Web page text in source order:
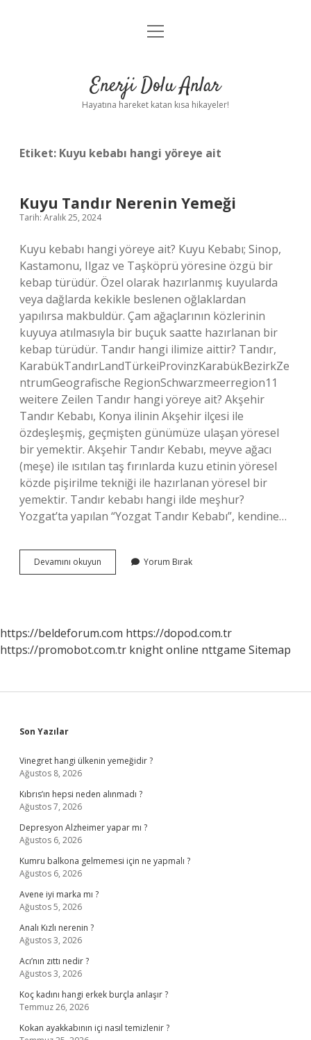
Anasayfa
Yasal Uyarı
menüyü
Enerji Dolu Anlar
Hayatına hareket katan kısa hikayeler!
Etiket: Kuyu kebabı hangi yöreye ait
Kuyu Tandır Nerenin Yemeği
Tarih: Aralık 25, 2024
Kuyu kebabı hangi yöreye ait? Kuyu Kebabı; Sinop,
Kastamonu, Ilgaz ve Taşköprü yöresine özgü bir
kebap türüdür. Özel olarak hazırlanmış kuyularda
veya dağlarda kekikle beslenen oğlaklardan
yapılırsa makbuldür. Çam ağaçlarının közlerinin
kuyuya atılmasıyla bir buçuk saatte hazırlanan bir
kebap türüdür. Tandır hangi ilimize aittir? Tandır,
KarabükTandırLandTürkeiProvinzKarabükBezirkZe
ntrumGeografische RegionSchwarzmeerregion11
weitere Zeilen Tandır hangi yöreye ait? Akşehir
Tandır Kebabı, Konya ilinin Akşehir ilçesi ile
özdeşleşmiş, geçmişten günümüze ulaşan yöresel
bir yemektir. Akşehir Tandır Kebabı, meyve ağacı
(meşe) ile ısıtılan taş fırınlarda kuzu etinin yöresel
közde pişirilme tekniği ile hazırlanan yöresel bir
yemektir. Tandır kebabı hangi ilde meşhur?
Yozgat’ta yapılan “Yozgat Tandır Kebabı”, kendine…
Devamını okuyun
Tandır
Yorum Bırak
https://beldeforum.com https://dopod.com.tr
https://promobot.com.tr knight online nttgame Sitemap
Sidebar
Son Yazılar
Vinegret hangi ülkenin yemeğidir ?
Ağustos 8, 2026
Kıbrıs’ın hepsi neden alınmadı ?
Ağustos 7, 2026
Depresyon Alzheimer yapar mı ?
Ağustos 6, 2026
Kumru balkona gelmemesi için ne yapmalı ?
Ağustos 6, 2026
Avene iyi marka mı ?
Ağustos 5, 2026
Analı Kızlı nerenin ?
Ağustos 3, 2026
Acı’nın zıttı nedir ?
Ağustos 3, 2026
Koç kadını hangi erkek burçla anlaşır ?
Temmuz 26, 2026
Kokan ayakkabının içi nasıl temizlenir ?